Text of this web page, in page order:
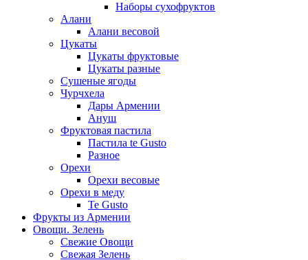
Наборы сухофруктов
Алани
Алани весовой
Цукаты
Цукаты фруктовые
Цукаты разные
Сушеные ягоды
Чурчхела
Дары Армении
Ануш
Фруктовая пастила
Пастила te Gusto
Разное
Орехи
Орехи весовые
Орехи в меду
Te Gusto
Фрукты из Армении
Овощи. Зелень
Свежие Овощи
Свежая Зелень